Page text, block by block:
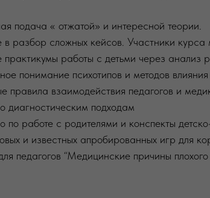
подача « отжатой» и интересной теории.
разбор сложных кейсов. Участники курса
работы с детьми через анализ
понимание психотипов и методов
правила взаимодействия педагогов и
диагностическим подходам
по работе с родителями и конспекты
и известных апробированных игр для
педагогов “Медицинские причины плохого